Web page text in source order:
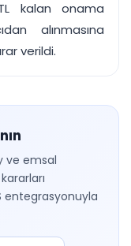
kalan onama
alınmasına
verildi.
ve emsal
entegrasyonuyla